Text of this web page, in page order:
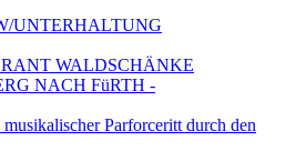
UNTERHALTUNG
WALDSCHÄNKE
NACH FüRTH -
Parforceritt durch den